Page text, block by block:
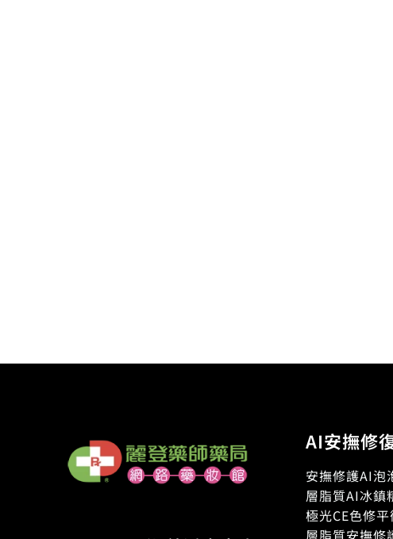
AI安撫修
安撫修護AI
層脂質AI冰
極光CE色修